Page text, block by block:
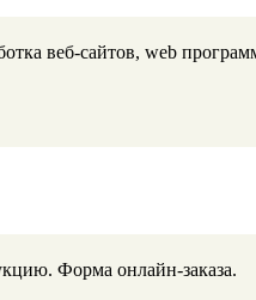
веб-сайтов, web
Форма онлайн-заказа.